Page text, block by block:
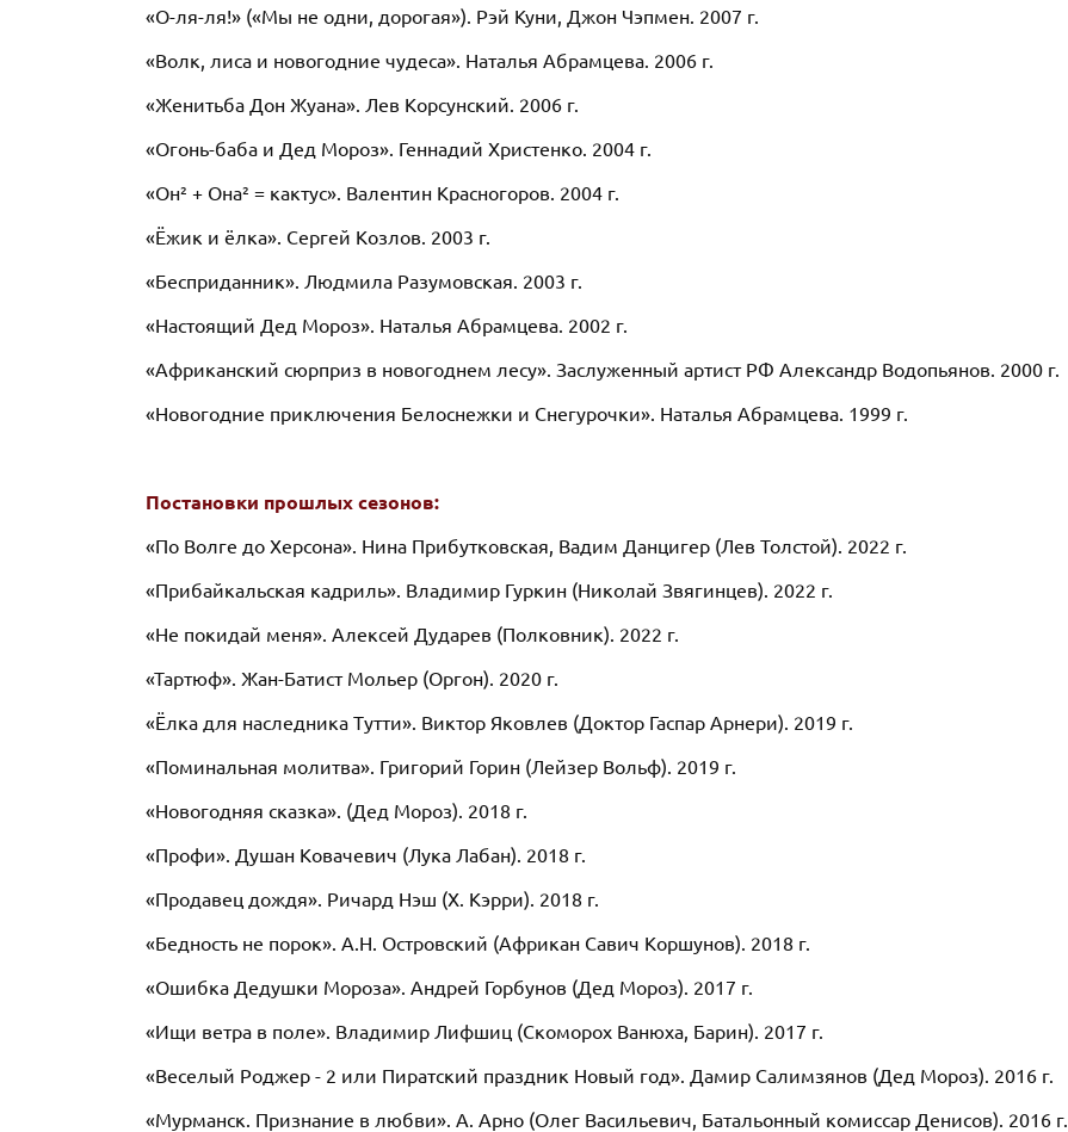
«О-ля-ля!» («Мы не одни, дорогая»). Рэй Куни, Джон Чэпмен. 2007 г.
«Волк, лиса и новогодние чудеса». Наталья Абрамцева. 2006 г.
«Женитьба Дон Жуана». Лев Корсунский. 2006 г.
«Огонь-баба и Дед Мороз». Геннадий Христенко. 2004 г.
«Он² + Она² = кактус». Валентин Красногоров. 2004 г.
«Ёжик и ёлка». Сергей Козлов. 2003 г.
«Бесприданник». Людмила Разумовская. 2003 г.
«Настоящий Дед Мороз». Наталья Абрамцева. 2002 г.
«Африканский сюрприз в новогоднем лесу». Заслуженный артист РФ Александр Водопьянов. 2000 г.
«Новогодние приключения Белоснежки и Снегурочки». Наталья Абрамцева. 1999 г.
Постановки прошлых сезонов:
«По Волге до Херсона». Нина Прибутковская, Вадим Данцигер (Лев Толстой). 2022 г.
«Прибайкальская кадриль». Владимир Гуркин (Николай Звягинцев). 2022 г.
«Не покидай меня». Алексей Дударев (Полковник). 2022 г.
«Тартюф». Жан-Батист Мольер (Оргон). 2020 г.
«Ёлка для наследника Тутти». Виктор Яковлев (Доктор Гаспар Арнери). 2019 г.
«Поминальная молитва». Григорий Горин (Лейзер Вольф). 2019 г.
«Новогодняя сказка». (Дед Мороз). 2018 г.
«Профи». Душан Ковачевич (Лука Лабан). 2018 г.
«Продавец дождя». Ричард Нэш (Х. Кэрри). 2018 г.
«Бедность не порок». А.Н. Островский (Африкан Савич Коршунов). 2018 г.
«Ошибка Дедушки Мороза». Андрей Горбунов (Дед Мороз). 2017 г.
«Ищи ветра в поле». Владимир Лифшиц (Скоморох Ванюха, Барин). 2017 г.
«Веселый Роджер - 2 или Пиратский праздник Новый год». Дамир Салимзянов (Дед Мороз). 2016 г.
«Мурманск. Признание в любви». А. Арно (Олег Васильевич, Батальонный комиссар Денисов). 2016 г.